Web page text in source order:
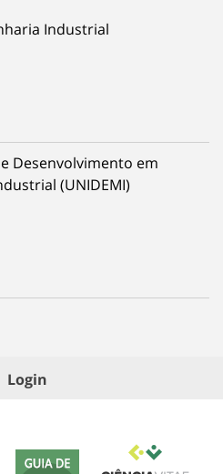
Industrial
Desenvolvimento em
(UNIDEMI)
Login